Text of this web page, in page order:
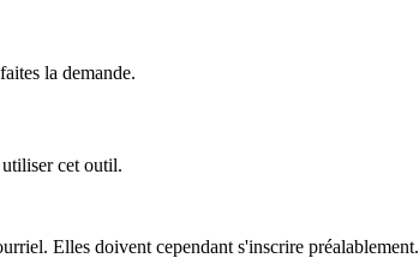
la demande.
cet outil.
Elles doivent cependant s'inscrire préalablement.